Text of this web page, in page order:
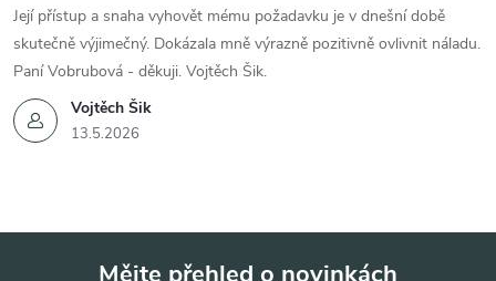
Vojtěch Šik
13.5.2026
Její přístup a snaha vyhovět mému požadavku je v dnešní době
skutečně výjimečný. Dokázala mně výrazně pozitivně ovlivnit náladu.
Paní Vobrubová - děkuji. Vojtěch Šik.
Mějte přehled o novinkách